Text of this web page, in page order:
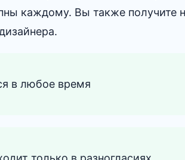
каждому. Вы также получите
в любое время